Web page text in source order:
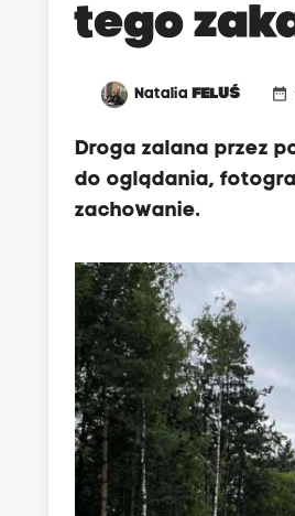
tego
NataliaFELUŚ date_range
Droga zalana przez
do oglądania,
zachowanie.